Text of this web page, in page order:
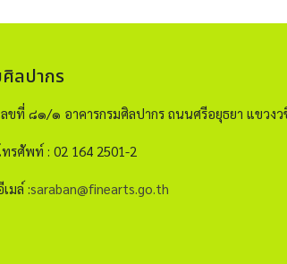
ลปากร
ลขที่ ๘๑/๑ อาคารกรมศิลปากร ถนนศรีอยุธยา แขวง
ทรศัพท์ : 02 164 2501-2
เมล์ :saraban@finearts.go.th